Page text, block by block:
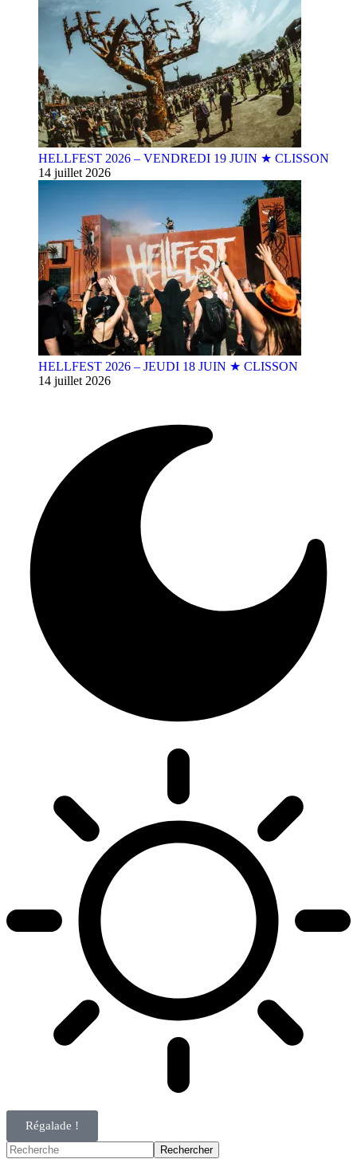
HELLFEST 2026 – VENDREDI 19 JUIN ★ CLISSON
14 juillet 2026
HELLFEST 2026 – JEUDI 18 JUIN ★ CLISSON
14 juillet 2026
Régalade !